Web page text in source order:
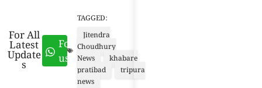
For All
Latest
Update
s
Follow
us
TAGGED:
Jitendra
Choudhury
News
khabare
pratibad
tripura
news